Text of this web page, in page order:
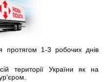
протягом 1-3 робочих днів
території України як на